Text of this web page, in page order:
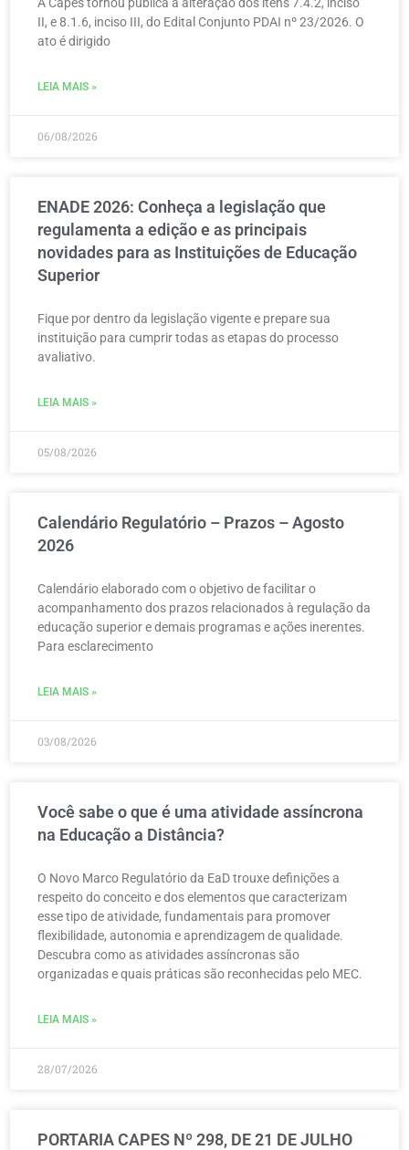
II, e 8.1.6, inciso III, do Edital Conjunto PDAI nº 23/2026. O
ato é dirigido
LEIA MAIS »
06/08/2026
ENADE 2026: Conheça a legislação que
regulamenta a edição e as principais
novidades para as Instituições de Educação
Superior
Fique por dentro da legislação vigente e prepare sua
instituição para cumprir todas as etapas do processo
avaliativo.
LEIA MAIS »
05/08/2026
Calendário Regulatório – Prazos – Agosto
2026
Calendário elaborado com o objetivo de facilitar o
acompanhamento dos prazos relacionados à regulação da
educação superior e demais programas e ações inerentes.
Para esclarecimento
LEIA MAIS »
03/08/2026
Você sabe o que é uma atividade assíncrona
na Educação a Distância?
O Novo Marco Regulatório da EaD trouxe definições a
respeito do conceito e dos elementos que caracterizam
esse tipo de atividade, fundamentais para promover
flexibilidade, autonomia e aprendizagem de qualidade.
Descubra como as atividades assíncronas são
organizadas e quais práticas são reconhecidas pelo MEC.
LEIA MAIS »
28/07/2026
PORTARIA CAPES Nº 298, DE 21 DE JULHO